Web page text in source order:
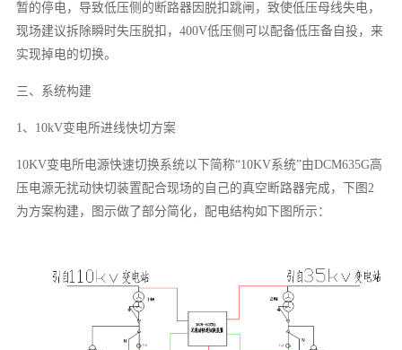
暂的停电，导致低压侧的断路器因脱扣跳闸，致使低压母线失电，
现场建议拆除瞬时失压脱扣，400V低压侧可以配备低压备自投，来
实现掉电的切换。
三、系统构建
1、10kV变电所进线快切方案
10KV变电所电源快速切换系统以下简称“10KV系统”由DCM635G高
压电源无扰动快切装置配合现场的自己的真空断路器完成，下图2
为方案构建，图示做了部分简化，配电结构如下图所示：